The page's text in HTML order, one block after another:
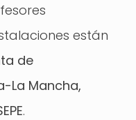
están
de
La Mancha,
.